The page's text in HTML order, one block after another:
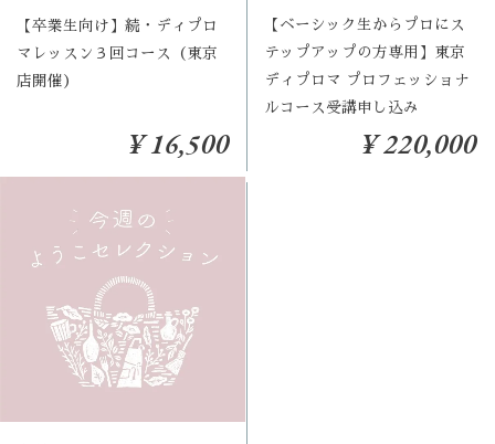
【卒業生向け】続・ディプロ
マレッスン３回コース（東京
店開催）
¥ 16,500
【ベーシック生からプロにス
テップアップの方専用】東京
ディプロマ プロフェッショナ
ルコース受講申し込み
¥ 220,000